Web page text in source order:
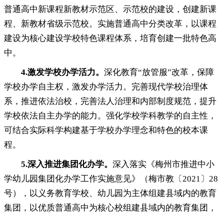
普通高中新课程新教材示范区、示范校的建设，创建新课
程、新教材省级示范校。 实施普通高中分类改革，以课程
建设为核心建设学校特色课程体系 ， 培育创建一批特色高
中。
4.激发学校办学活力。 深化教育“放管服”改革 ， 保障
学校办学自主权，激发办学活力。 完善现代学校治理体
系，推进依法治校 ， 完善法人治理和内部制度规范，提升
学校依法自主办学的能力。 强化学校学科教学的自主性，
可结合实际科学构建基于学校办学理念和特色的校本课
程。
5.深入推进集团化办学。 深入落实《梅州市推进中小
学幼儿园集团化办学工作实施意见》（梅市教〔2021〕28
号）
， 以义务教育学校、幼儿园为主体组建县域内的教育
集团，以优质普通高中为核心校组建县域内的教育集团 ，